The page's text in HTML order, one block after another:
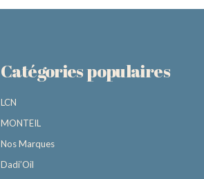
Catégories populaires
LCN
MONTEIL
Nos Marques
Dadi’Oil